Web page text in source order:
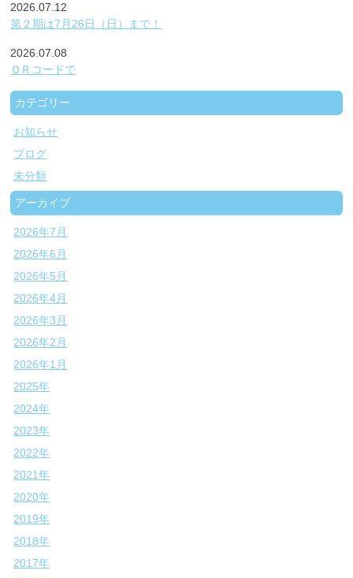
2026.07.12
第２期は7月26日（日）まで！
2026.07.08
ＱＲコードで
カテゴリー
お知らせ
ブログ
未分類
アーカイブ
2026年7月
2026年6月
2026年5月
2026年4月
2026年3月
2026年2月
2026年1月
2025年
2024年
2023年
2022年
2021年
2020年
2019年
2018年
2017年